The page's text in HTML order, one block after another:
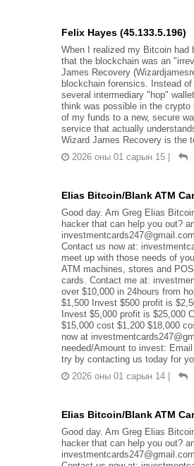
Felix Hayes (45.133.5.196)
When I realized my Bitcoin had
that the blockchain was an
James Recovery
blockchain forensics. Instead
several intermediary "hop"
think was possible in the
of my funds to a new, secure
service that actually
Wizard James Recovery is the
2026 оны 01 сарын 15
Elias Bitcoin/Blank ATM
Good day. Am Greg Elias
hacker that can help you out?
Contact us now at:
meet up with those needs of
ATM machines, stores and
cards. Contact me at:
over $10,000 in 24hours from
$1,500 Invest $500 profit is
Invest $5,000 profit is $25,000
$15,000 cost $1,200 $18,000
now at
needed/Amount to invest:
try by contacting us today for
2026 оны 01 сарын 14
Elias Bitcoin/Blank ATM
Good day. Am Greg Elias
hacker that can help you out?